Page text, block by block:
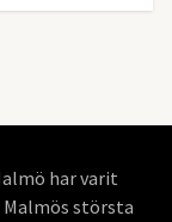
har varit
Malmös största